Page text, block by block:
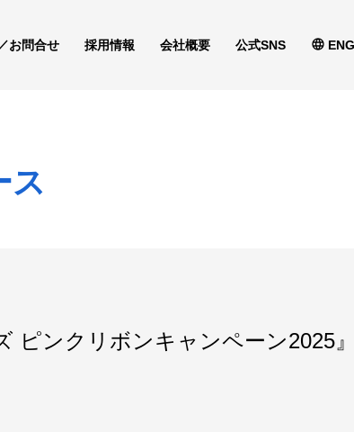
お問合せ 採用情報 会社概要 公式SNS ENG
ス
ピンクリボンキャンペーン2025